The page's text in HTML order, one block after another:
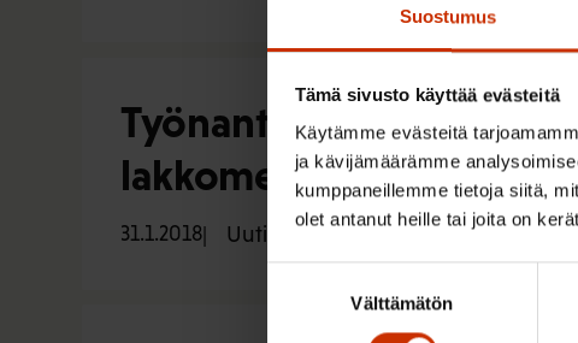
Suostumus
Tämä sivusto käyttää evästeitä
Käytämme evästeitä
ja kävijämäärämme
kumppaneillemme tietoja siitä,
olet antanut heille tai joita on
Välttämätön
Työnantajat
lakkomestari
31.1.2018 Uutiset